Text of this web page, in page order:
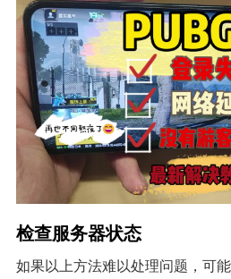
检查服务器状态
如果以上方法难以处理问题，可